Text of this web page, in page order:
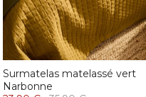
Surmatelas matelassé vert
Narbonne